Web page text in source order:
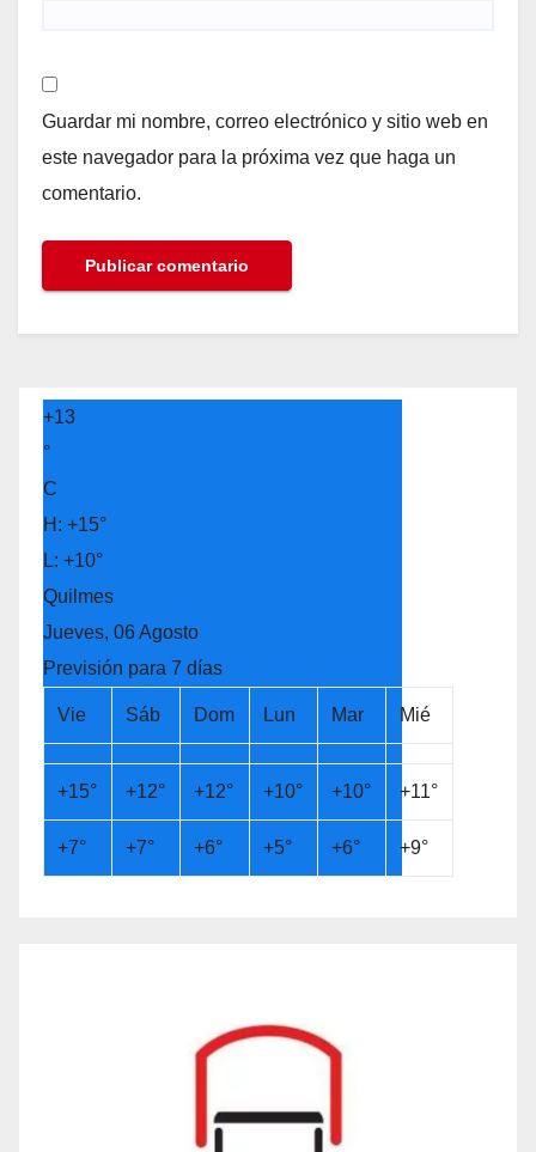
Guardar mi nombre, correo electrónico y sitio web en
este navegador para la próxima vez que haga un
comentario.
+13
°
C
H: +15°
L: +10°
Quilmes
Jueves, 06 Agosto
Previsión para 7 días
Vie Sáb Dom Lun Mar Mié
+15° +12° +12° +10° +10° +11°
+7° +7° +6° +5° +6° +9°